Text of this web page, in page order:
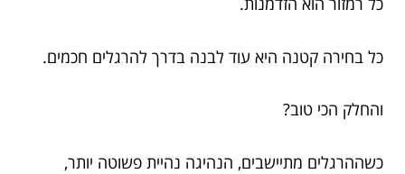
כל בחירה קטנה היא עוד לבנה בדרך להרגלים חכמים.
והחלק הכי טוב?
כשההרגלים מתיישבים, הנהיגה נהיית פשוטה יותר,